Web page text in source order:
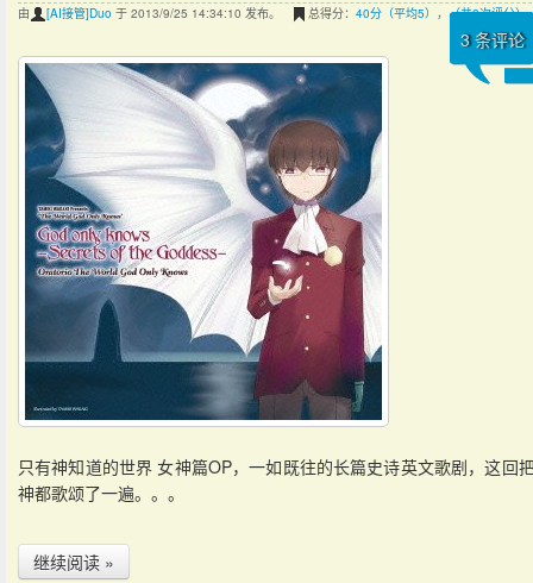
由 [AI接管]Duo 于 2013/9/25 14:34:10 发布。 总得分： 40分（平均5），（共8次评分）
3条评论
只有神知道的世界 女神篇OP，一如既往的长篇史诗英文歌剧，这回
神都歌颂了一遍。。。
继续阅读 »